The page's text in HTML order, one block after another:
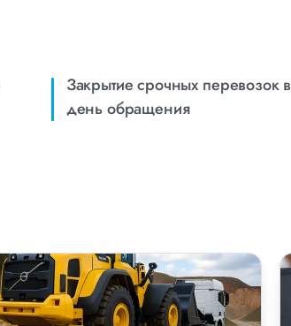
Закрытие срочных перевозок в
день обращения